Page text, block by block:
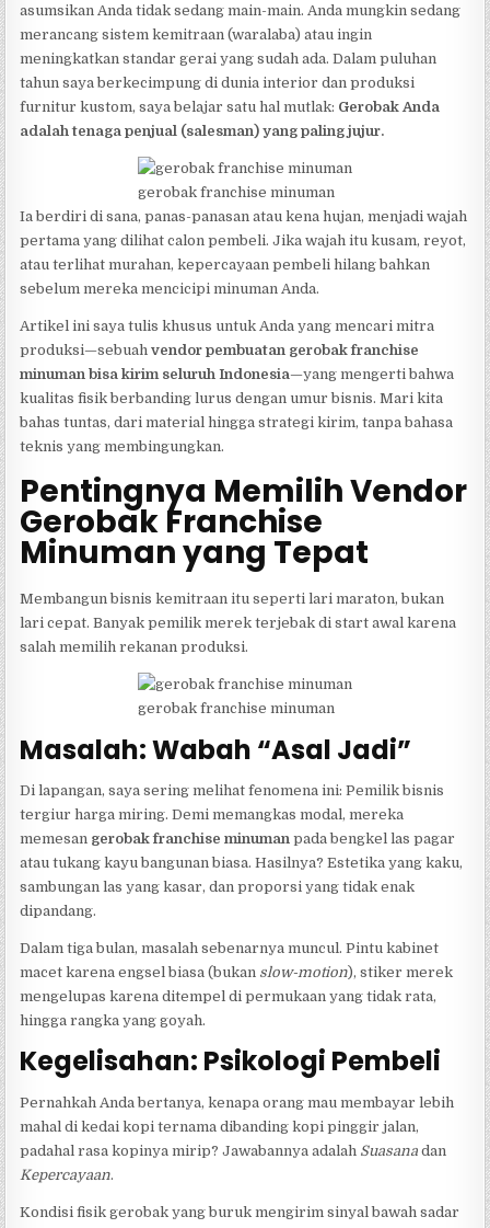
asumsikan Anda tidak sedang main-main. Anda mungkin sedang
merancang sistem kemitraan (waralaba) atau ingin
meningkatkan standar gerai yang sudah ada. Dalam puluhan
tahun saya berkecimpung di dunia interior dan produksi
furnitur kustom, saya belajar satu hal mutlak: Gerobak Anda
adalah tenaga penjual (salesman) yang paling jujur.
gerobak franchise minuman
Ia berdiri di sana, panas-panasan atau kena hujan, menjadi wajah
pertama yang dilihat calon pembeli. Jika wajah itu kusam, reyot,
atau terlihat murahan, kepercayaan pembeli hilang bahkan
sebelum mereka mencicipi minuman Anda.
Artikel ini saya tulis khusus untuk Anda yang mencari mitra
produksi—sebuahvendor pembuatan gerobak franchise
minuman bisa kirim seluruh Indonesia—yang mengerti bahwa
kualitas fisik berbanding lurus dengan umur bisnis. Mari kita
bahas tuntas, dari material hingga strategi kirim, tanpa bahasa
teknis yang membingungkan.
Pentingnya Memilih Vendor
Gerobak Franchise
Minuman yang Tepat
Membangun bisnis kemitraan itu seperti lari maraton, bukan
lari cepat. Banyak pemilik merek terjebak di start awal karena
salah memilih rekanan produksi.
gerobak franchise minuman
Masalah: Wabah “Asal Jadi”
Di lapangan, saya sering melihat fenomena ini: Pemilik bisnis
tergiur harga miring. Demi memangkas modal, mereka
memesan gerobak franchise minuman pada bengkel las pagar
atau tukang kayu bangunan biasa. Hasilnya? Estetika yang kaku,
sambungan las yang kasar, dan proporsi yang tidak enak
dipandang.
Dalam tiga bulan, masalah sebenarnya muncul. Pintu kabinet
macet karena engsel biasa (bukan slow-motion), stiker merek
mengelupas karena ditempel di permukaan yang tidak rata,
hingga rangka yang goyah.
Kegelisahan: Psikologi Pembeli
Pernahkah Anda bertanya, kenapa orang mau membayar lebih
mahal di kedai kopi ternama dibanding kopi pinggir jalan,
padahal rasa kopinya mirip? Jawabannya adalah Suasana dan
Kepercayaan.
Kondisi fisik gerobak yang buruk mengirim sinyal bawah sadar